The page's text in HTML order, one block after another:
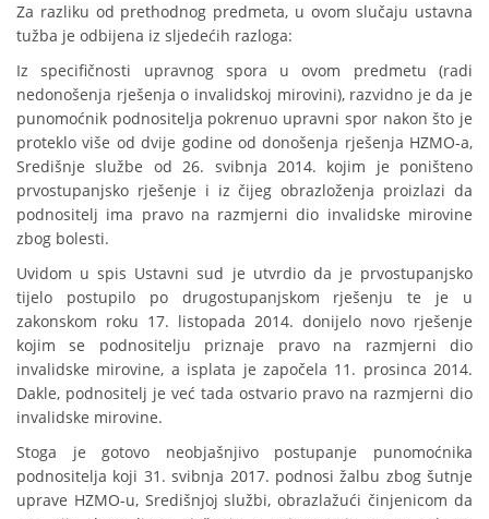
Za razliku od prethodnog predmeta, u ovom slučaju ustavna
tužba je odbijena iz sljedećih razloga:
Iz specifičnosti upravnog spora u ovom predmetu (radi
nedonošenja rješenja o invalidskoj mirovini), razvidno je da je
punomoćnik podnositelja pokrenuo upravni spor nakon što je
proteklo više od dvije godine od donošenja rješenja HZMO-a,
Središnje službe od 26. svibnja 2014. kojim je poništeno
prvostupanjsko rješenje i iz čijeg obrazloženja proizlazi da
podnositelj ima pravo na razmjerni dio invalidske mirovine
zbog bolesti.
Uvidom u spis Ustavni sud je utvrdio da je prvostupanjsko
tijelo postupilo po drugostupanjskom rješenju te je u
zakonskom roku 17. listopada 2014. donijelo novo rješenje
kojim se podnositelju priznaje pravo na razmjerni dio
invalidske mirovine, a isplata je započela 11. prosinca 2014.
Dakle, podnositelj je već tada ostvario pravo na razmjerni dio
invalidske mirovine.
Stoga je gotovo neobjašnjivo postupanje punomoćnika
podnositelja koji 31. svibnja 2017. podnosi žalbu zbog šutnje
uprave HZMO-u, Središnjoj službi, obrazlažući činjenicom da